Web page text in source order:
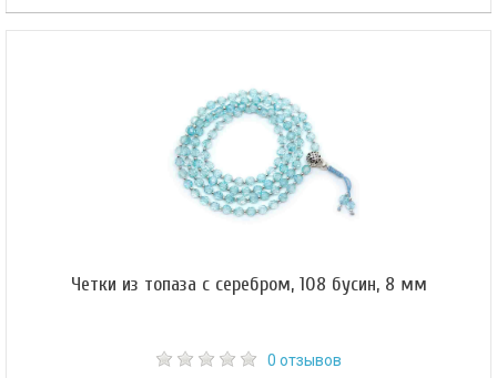
Классические буддийские четки из граната. Форма бусин — шар 8 мм.
Четки из топаза с серебром, 108 бусин, 8 мм
0 отзывов